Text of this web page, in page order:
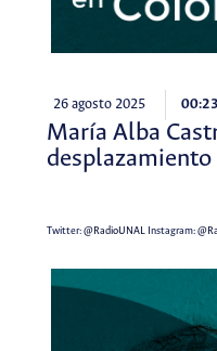
26 agosto 2025
María Alba
Twitter:@RadioUNALInstagram: